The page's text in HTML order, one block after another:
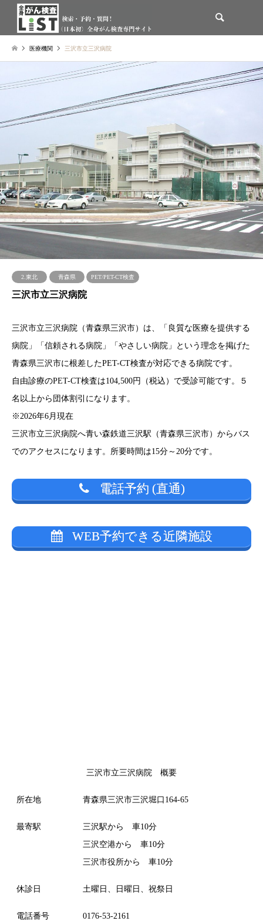
医療機関 三沢市立三沢病院
2.東北 青森県 PET/PET-CT検査
三沢市立三沢病院
三沢市立三沢病院（青森県三沢市）は、「良質な医療を提供する
病院」「信頼される病院」「やさしい病院」という理念を掲げた
青森県三沢市に根差したPET-CT検査が対応できる病院です。
自由診療のPET-CT検査は104,500円（税込）で受診可能です。５
名以上から団体割引になります。
※2026年6月現在
三沢市立三沢病院へ青い森鉄道三沢駅（青森県三沢市）からバス
でのアクセスになります。所要時間は15分～20分です。
電話予約 (直通)
WEB予約できる近隣施設
三沢市立三沢病院 概要
所在地 青森県三沢市三沢堀口164-65
最寄駅
三沢駅から 車10分
三沢空港から 車10分
三沢市役所から 車10分
休診日 土曜日、日曜日、祝祭日
電話番号 0176-53-2161